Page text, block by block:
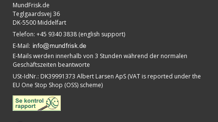
MundFrisk.de
Teglgaardsvej 36
DK-5500 Middelfart
Telefon: +45 9340 3838 (english support)
E-Mail:
E-Mails werden innerhalb von 3 Stunden während der normalen
Geschäftszeiten beantworte
USt-IdNr.: DK39991373 Albert Larsen ApS (VAT is reported under the
EU One Stop Shop (OSS) scheme)